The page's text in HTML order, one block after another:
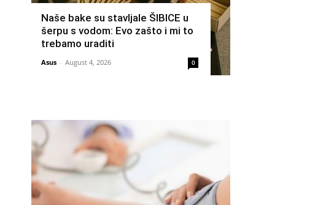
Naše bake su stavljale ŠIBICE u
šerpu s vodom: Evo zašto i mi to
trebamo uraditi
Asus - August 4, 2026 0